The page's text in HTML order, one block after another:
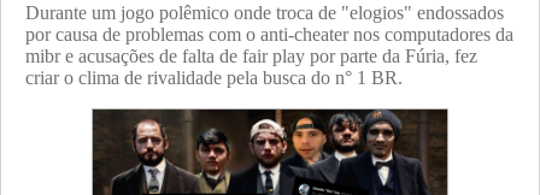
Durante um jogo polêmico onde troca de "elogios" endossados
por causa de problemas com o anti-cheater nos computadores da
mibr e acusações de falta de fair play por parte da Fúria, fez
criar o clima de rivalidade pela busca do n° 1 BR.